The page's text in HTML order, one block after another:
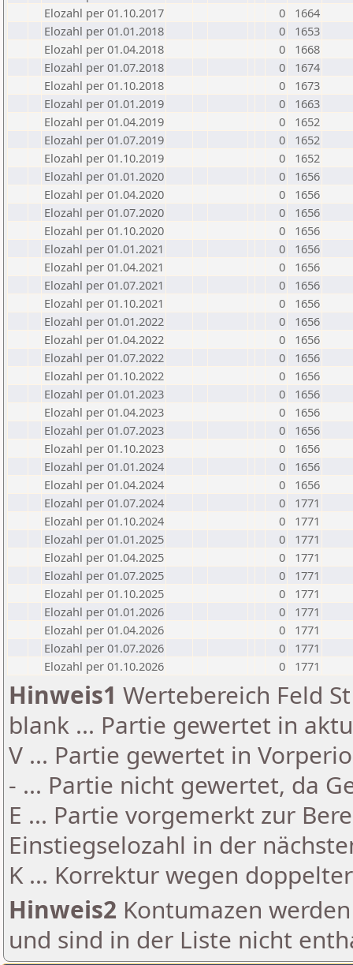
Elozahl per 01.10.2017
0
1664
Elozahl per 01.01.2018
0
1653
Elozahl per 01.04.2018
0
1668
Elozahl per 01.07.2018
0
1674
Elozahl per 01.10.2018
0
1673
Elozahl per 01.01.2019
0
1663
Elozahl per 01.04.2019
0
1652
Elozahl per 01.07.2019
0
1652
Elozahl per 01.10.2019
0
1652
Elozahl per 01.01.2020
0
1656
Elozahl per 01.04.2020
0
1656
Elozahl per 01.07.2020
0
1656
Elozahl per 01.10.2020
0
1656
Elozahl per 01.01.2021
0
1656
Elozahl per 01.04.2021
0
1656
Elozahl per 01.07.2021
0
1656
Elozahl per 01.10.2021
0
1656
Elozahl per 01.01.2022
0
1656
Elozahl per 01.04.2022
0
1656
Elozahl per 01.07.2022
0
1656
Elozahl per 01.10.2022
0
1656
Elozahl per 01.01.2023
0
1656
Elozahl per 01.04.2023
0
1656
Elozahl per 01.07.2023
0
1656
Elozahl per 01.10.2023
0
1656
Elozahl per 01.01.2024
0
1656
Elozahl per 01.04.2024
0
1656
Elozahl per 01.07.2024
0
1771
Elozahl per 01.10.2024
0
1771
Elozahl per 01.01.2025
0
1771
Elozahl per 01.04.2025
0
1771
Elozahl per 01.07.2025
0
1771
Elozahl per 01.10.2025
0
1771
Elozahl per 01.01.2026
0
1771
Elozahl per 01.04.2026
0
1771
Elozahl per 01.07.2026
0
1771
Elozahl per 01.10.2026
0 1771
Hinweis1 Wertebereich Feld
blank ... Partie gewertet in
V ... Partie gewertet in
- ... Partie nicht gewertet, da
E ... Partie vorgemerkt zur
Einstiegselozahl in der
K ... Korrektur wegen
Hinweis2 Kontumazen
und sind in der Liste nicht